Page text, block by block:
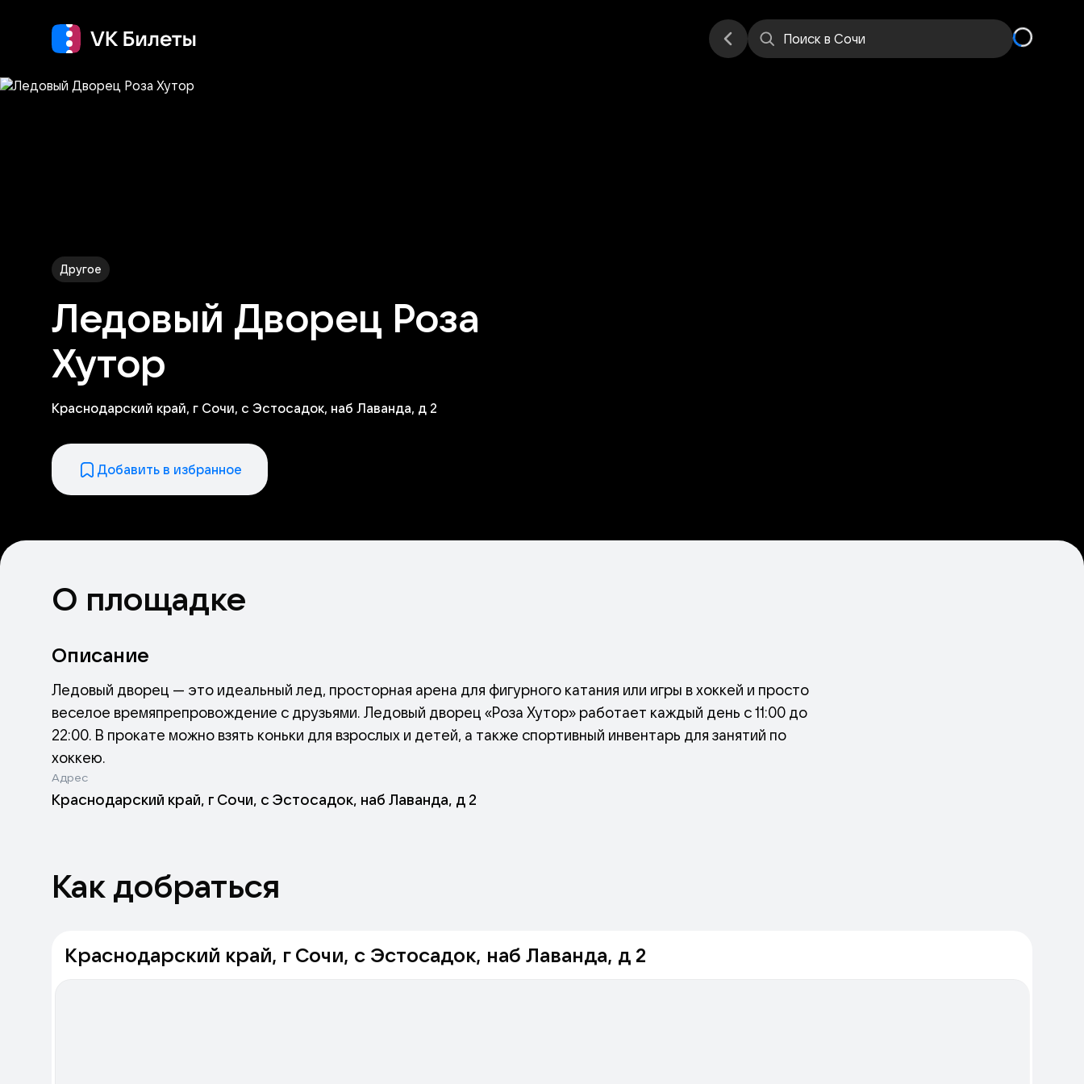
Поиск в Сочи
Другое Места
Другое
Ледовый Дворец Роза
Хутор
Краснодарский край, г Сочи, с Эстосадок, наб Лаванда, д 2
Добавить в избранное
О площадке
Описание
Ледовый дворец — это идеальный лед, просторная арена для фигурного катания или игры в хоккей и просто
веселое времяпрепровождение с друзьями. Ледовый дворец «Роза Хутор» работает каждый день с 11:00 до
22:00. В прокате можно взять коньки для взрослых и детей, а также спортивный инвентарь для занятий по
хоккею.
Адрес
Краснодарский край, г Сочи, с Эстосадок, наб Лаванда, д 2
Как добраться
Краснодарский край, г Сочи, с Эстосадок, наб Лаванда, д 2